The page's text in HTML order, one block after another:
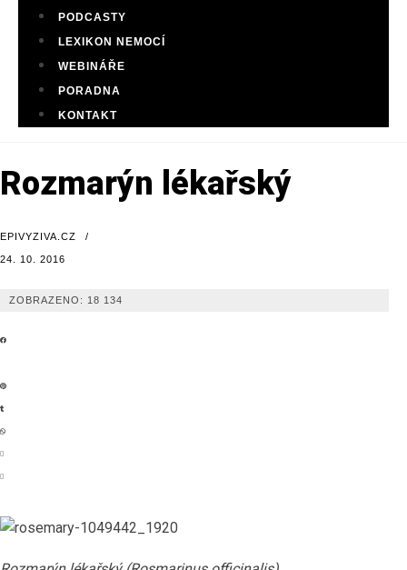
PODCASTY
LEXIKON NEMOCÍ
WEBINÁŘE
PORADNA
KONTAKT
Rozmarýn lékařský
EPIVYZIVA.CZ /
24. 10. 2016
ZOBRAZENO: 18 134